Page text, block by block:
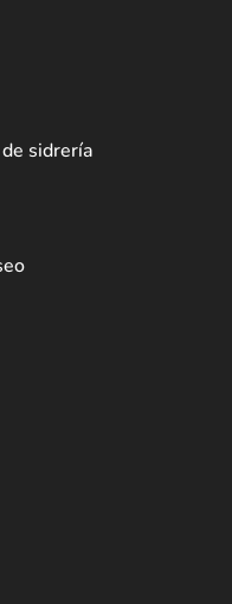
sidrería